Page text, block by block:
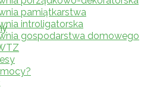
pamiątkarstwa
introligatorska
gospodarstwa domowego